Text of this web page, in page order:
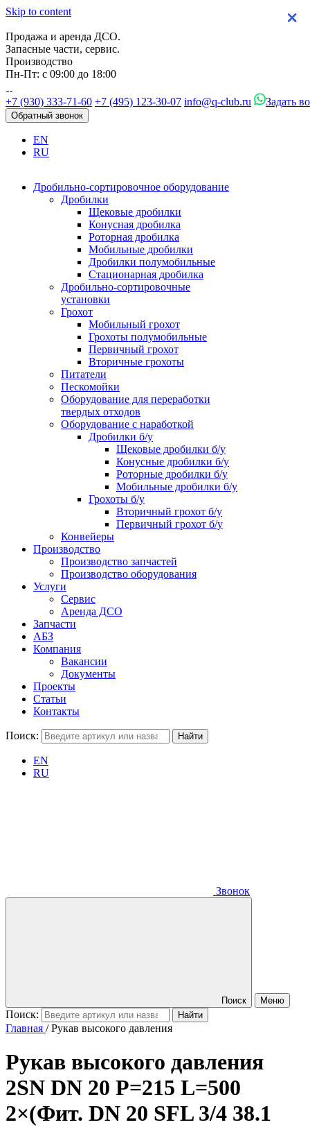
Skip to content
Продажа и аренда ДСО.
Запасные части, сервис.
Производство
Пн-Пт: с 09:00 до 18:00
+7 (930) 333-71-60 +7 (495) 123-30-07 info@q-club.ru Задать
Обратный звонок
EN
RU
Дробильно-сортировочное оборудование
Дробилки
Щековые дробилки
Конусная дробилка
Роторная дробилка
Мобильные дробилки
Дробилки полумобильные
Стационарная дробилка
Дробильно-сортировочные
установки
Грохот
Мобильный грохот
Грохоты полумобильные
Первичный грохот
Вторичные грохоты
Питатели
Пескомойки
Оборудование для переработки
твердых отходов
Оборудование с наработкой
Дробилки б/у
Щековые дробилки б/у
Конусные дробилки б/у
Роторные дробилки б/у
Мобильные дробилки б/у
Грохоты б/у
Вторичный грохот б/у
Первичный грохот б/у
Конвейеры
Производство
Производство запчастей
Производство оборудования
Услуги
Сервис
Аренда ДСО
Запчасти
АБЗ
Компания
Вакансии
Документы
Проекты
Статьи
Контакты
Поиск:
EN
RU
Звонок
Поиск Меню
Поиск:
Главная /Рукав высокого давления
Рукав высокого давления
2SN DN 20 P=215 L=500
2×(Фит. DN 20 SFL 3/4 38.1
×
×
×
×